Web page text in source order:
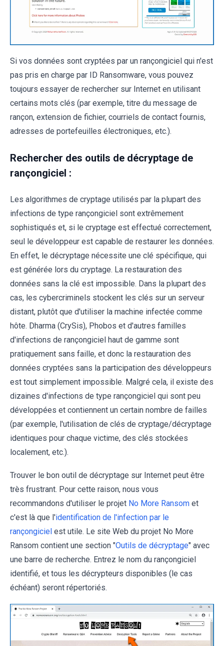
Si vos données sont cryptées par un rançongiciel qui n'est
pas pris en charge par ID Ransomware, vous pouvez
toujours essayer de rechercher sur Internet en utilisant
certains mots clés (par exemple, titre du message de
rançon, extension de fichier, courriels de contact fournis,
adresses de portefeuilles électroniques, etc.).
Rechercher des outils de décryptage de
rançongiciel :
Les algorithmes de cryptage utilisés par la plupart des
infections de type rançongiciel sont extrêmement
sophistiqués et, si le cryptage est effectué correctement,
seul le développeur est capable de restaurer les données.
En effet, le décryptage nécessite une clé spécifique, qui
est générée lors du cryptage. La restauration des
données sans la clé est impossible. Dans la plupart des
cas, les cybercriminels stockent les clés sur un serveur
distant, plutôt que d'utiliser la machine infectée comme
hôte. Dharma (CrySis), Phobos et d'autres familles
d'infections de rançongiciel haut de gamme sont
pratiquement sans faille, et donc la restauration des
données cryptées sans la participation des développeurs
est tout simplement impossible. Malgré cela, il existe des
dizaines d'infections de type rançongiciel qui sont peu
développées et contiennent un certain nombre de failles
(par exemple, l'utilisation de clés de cryptage/décryptage
identiques pour chaque victime, des clés stockées
localement, etc.).
Trouver le bon outil de décryptage sur Internet peut être
très frustrant. Pour cette raison, nous vous
recommandons d'utiliser le projet No More Ransom et
c'est là que l'identification de l'infection par le
rançongiciel est utile. Le site Web du projet No More
Ransom contient une section "Outils de décryptage" avec
une barre de recherche. Entrez le nom du rançongiciel
identifié, et tous les décrypteurs disponibles (le cas
échéant) seront répertoriés.